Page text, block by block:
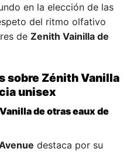
en la elección de las
del ritmo olfativo
de Zenith Vainilla de
sobre Zénith Vanilla
unisex
de otras eaux de
destaca por su